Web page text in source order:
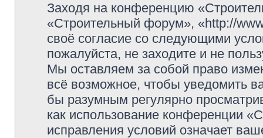
Заходя на конференцию
«Строительный форум», «http://
своё согласие со следующими
пожалуйста, не заходите и не
Мы оставляем за собой право
всё возможное, чтобы уведомить
бы разумным регулярно
как использование конференции
исправления условий означает